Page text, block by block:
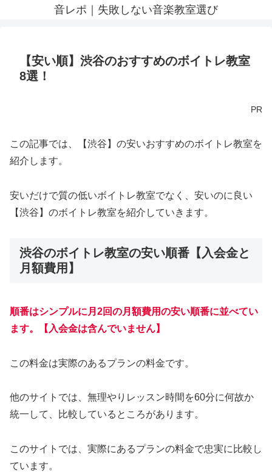
音レポ｜失敗しない音楽教室選び
【安い順】渋谷のおすすめのボイトレ教室
8選！
PR
この記事では、【渋谷】の安いおすすめのボイトレ教室を
紹介します。
安いだけで質の低いボイトレ教室でなく、安いのに良い
【渋谷】のボイトレ教室を紹介していきます。
渋谷のボイトレ教室の安い順番【入会金と
月額費用】
順番はシンプルに月2回の月額費用の安い順番に並べてい
ます。【入会金は含んでいません】
この料金は実際のあるプランの料金です。
他のサイトでは、無理やりレッスン時間を60分に何故か
統一して、比較しているところがあります。
このサイトでは、実際にあるプランの料金で忠実に比較し
ています。